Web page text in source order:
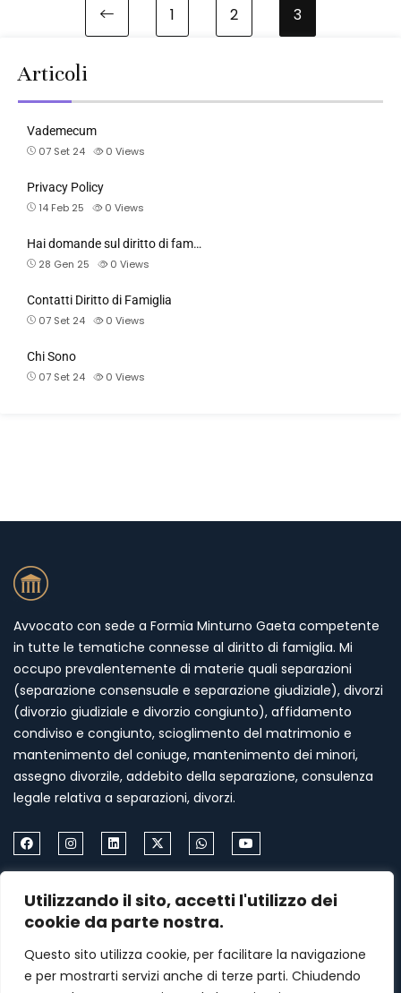
Utilizzando il sito, accetti l'utilizzo dei
cookie da parte nostra.
Questo sito utilizza cookie, per facilitare la navigazione
e per mostrarti servizi anche di terze parti. Chiudendo
1 2 3
Articoli
Vademecum
07 Set 24
0 Views
Privacy Policy
14 Feb 25
0 Views
Hai domande sul diritto di fam…
28 Gen 25
0 Views
Contatti Diritto di Famiglia
07 Set 24
0 Views
Chi Sono
07 Set 24
0 Views
Avvocato con sede a Formia Minturno Gaeta competente
in tutte le tematiche connesse al diritto di famiglia. Mi
occupo prevalentemente di materie quali separazioni
(separazione consensuale e separazione giudiziale), divorzi
(divorzio giudiziale e divorzio congiunto), affidamento
condiviso e congiunto, scioglimento del matrimonio e
mantenimento del coniuge, mantenimento dei minori,
assegno divorzile, addebito della separazione, consulenza
legale relativa a separazioni, divorzi.
Formia via Palazzo Condotto 18
+39 339 459 87 67
menasomma75@gmail.com